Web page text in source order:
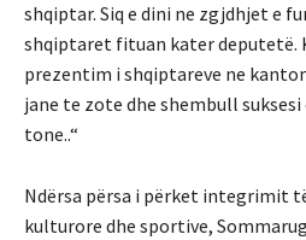
shqiptar. Siq e dini ne zgjdhjet e
shqiptaret fituan kater deputetë.
prezentim i shqiptareve ne
jane te zote dhe shembull
tone..“
Ndërsa përsa i përket integrimit
kulturore dhe sportive,